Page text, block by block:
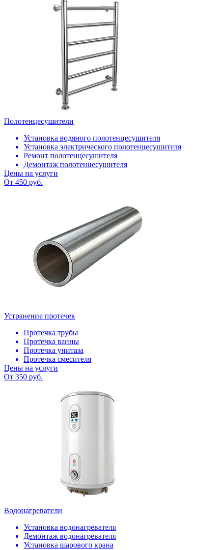
Полотенцесушители
Установка водяного полотенцесушителя
Установка электрического полотенцесушителя
Ремонт полотенцесушителя
Демонтаж полотенцесушителя
Цены на услуги
От 450 руб.
Устранение протечек
Протечка трубы
Протечка ванны
Протечка унитаза
Протечка смесителя
Цены на услуги
От 350 руб.
Водонагреватели
Установка водонагревателя
Демонтаж водонагревателя
Установка шарового крана